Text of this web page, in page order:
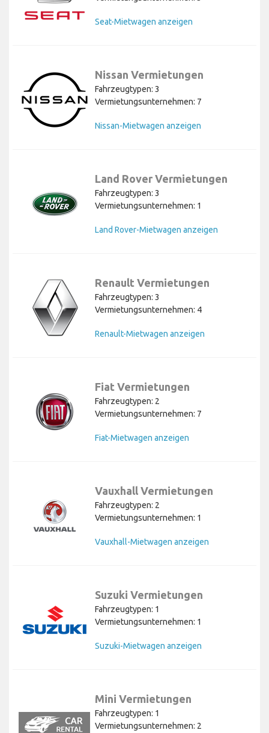
Seat-Mietwagen anzeigen
Nissan Vermietungen
Fahrzeugtypen: 3
Vermietungsunternehmen: 7
Nissan-Mietwagen anzeigen
Land Rover Vermietungen
Fahrzeugtypen: 3
Vermietungsunternehmen: 1
Land Rover-Mietwagen anzeigen
Renault Vermietungen
Fahrzeugtypen: 3
Vermietungsunternehmen: 4
Renault-Mietwagen anzeigen
Fiat Vermietungen
Fahrzeugtypen: 2
Vermietungsunternehmen: 7
Fiat-Mietwagen anzeigen
Vauxhall Vermietungen
Fahrzeugtypen: 2
Vermietungsunternehmen: 1
Vauxhall-Mietwagen anzeigen
Suzuki Vermietungen
Fahrzeugtypen: 1
Vermietungsunternehmen: 1
Suzuki-Mietwagen anzeigen
Mini Vermietungen
Fahrzeugtypen: 1
Vermietungsunternehmen: 2